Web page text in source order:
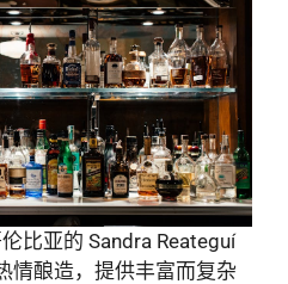
比亚的 Sandra Reateguí
情酿造，提供丰富而复杂